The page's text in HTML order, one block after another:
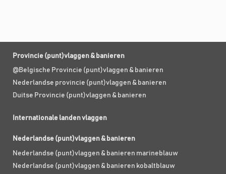
Provincie (punt)vlaggen & banieren
@Belgische Provincie (punt)vlaggen & banieren
Nederlandse provincie (punt)vlaggen & banieren
Duitse Provincie (punt)vlaggen & banieren
Internationale landen vlaggen
Nederlandse (punt)vlaggen & banieren
Nederlandse (punt)vlaggen & banieren marineblauw
Nederlandse (punt)vlaggen & banieren kobaltblauw